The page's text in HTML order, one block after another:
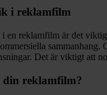
i reklamfilm
en reklamfilm är det
Det är viktigt att
din reklamfilm?